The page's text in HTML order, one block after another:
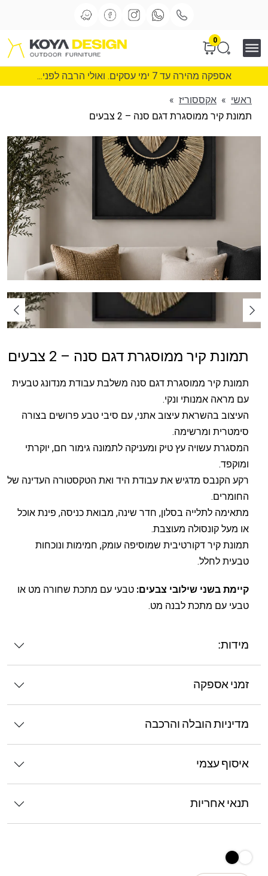
0
אספקה מהירה עד 7 ימי עסקים. ואולי הרבה לפני...
ראשי » אקססוריז »
תמונת קיר ממוסגרת דגם סנה – 2 צבעים
תמונת קיר ממוסגרת דגם סנה – 2 צבעים
תמונת קיר ממוסגרת דגם סנה משלבת עבודת מנדונג טבעית
עם מראה אמנותי ונקי.
העיצוב בהשראת עיצוב אתני, עם סיבי טבע פרושים בצורה
סימטרית ומרשימה.
המסגרת עשויה עץ טיק ומעניקה לתמונה גימור חם, יוקרתי
ומוקפד.
רקע הקנבס מדגיש את עבודת היד ואת הטקסטורה העדינה של
החומרים.
מתאימה לתלייה בסלון, חדר שינה, מבואת כניסה, פינת אוכל
או מעל קונסולה מעוצבת.
תמונת קיר דקורטיבית שמוסיפה עומק, חמימות ונוכחות
טבעית לחלל.
קיימת בשני שילובי צבעים: טבעי עם מתכת שחורה מט או
טבעי עם מתכת לבנה מט.
מידות:
זמני אספקה
מדיניות הובלה והרכבה
איסוף עצמי
תנאי אחריות